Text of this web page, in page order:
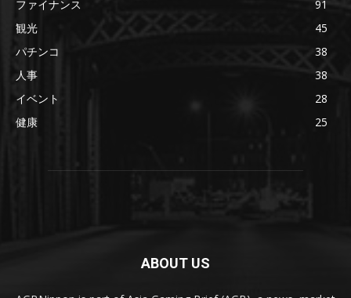
ファイナンス
91
観光
45
パチンコ
38
人事
38
イベント
28
健康
25
ABOUT US